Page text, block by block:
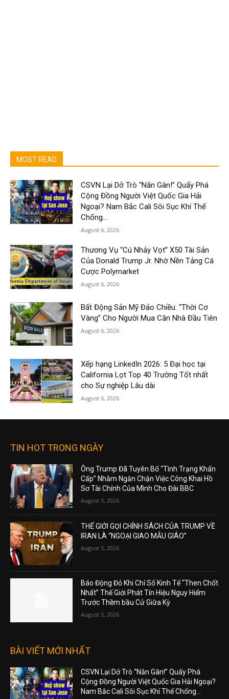
MOST READ
CSVN Lại Dở Trò “Nắn Gân!” Quấy Phá
Cộng Đồng Người Việt Quốc Gia Hải
Ngoại? Nam Bắc Cali Sôi Sục Khí Thế
Chống...
August 6, 2026
Thương Vụ “Cú Nhảy Vọt” X50 Tài Sản
Của Donald Trump Jr. Nhờ Nền Tảng Cá
Cược Polymarket
August 6, 2026
Bất Động Sản Mỹ Đảo Chiều: “Thời Cơ
Vàng” Cho Người Mua Căn Nhà Đầu Tiên
August 6, 2026
Xếp hạng LinkedIn 2026: 5 Đại học tại
California Lọt Top 40 Trường Tốt nhất
cho Sự nghiệp Lâu dài
August 6, 2026
TIN HOT TRONG NGÀY
Ông Trump Đã Tuyên Bố “Tình Trạng Khẩn
Cấp” Nhằm Ngăn Chặn Việc Công Khai Hồ
Sơ Tài Chính Của Mình Cho Đài BBC
August 5, 2026
THẾ GIỚI GỌI CHÍNH SÁCH CỦA TRUMP VỀ
IRAN LÀ “NGOẠI GIAO MẪU GIÁO”
August 5, 2026
Báo Động Đỏ Khi Chỉ Số Kinh Tế “Then Chốt
Nhất” Thế Giới Phát Tín Hiệu Nguy Hiểm
Trước Thềm bầu Cử Giữa Kỳ
August 5, 2026
BÀI VIẾT MỚI NHẤT
CSVN Lại Dở Trò “Nắn Gân!” Quấy Phá
Cộng Đồng Người Việt Quốc Gia Hải Ngoại?
Nam Bắc Cali Sôi Sục Khí Thế Chống...